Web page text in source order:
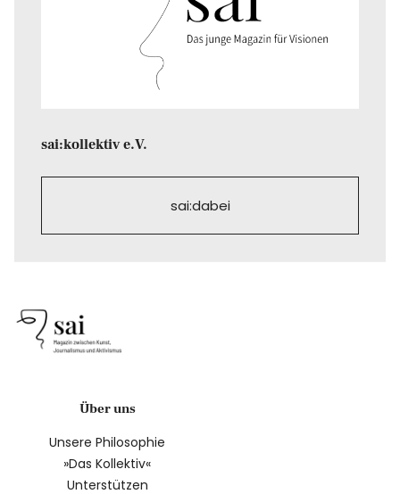
sai:kollektiv e.V.
sai:dabei
Über uns
Unsere Philosophie
»Das Kollektiv«
Unterstützen